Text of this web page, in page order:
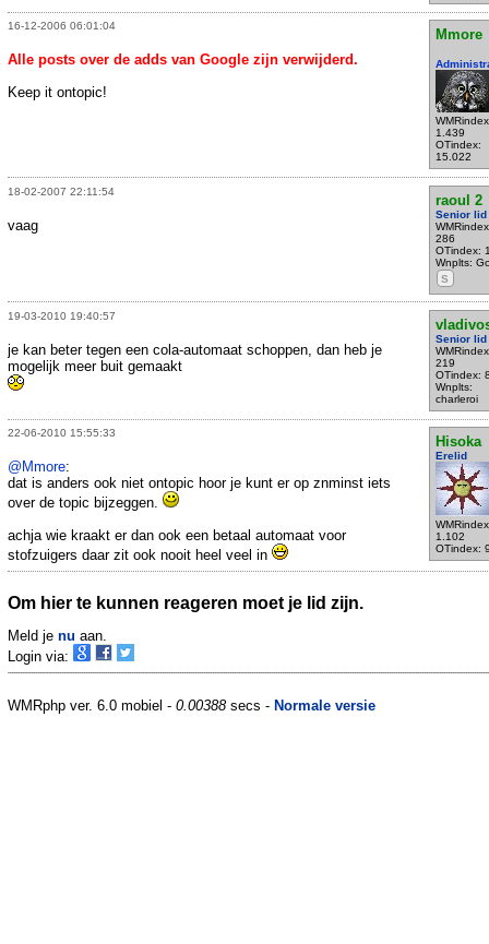
16-12-2006 06:01:04
Mmore
1.439
OTindex:
15.022
Alle posts over de adds van Google zijn verwijderd.
Keep it ontopic!
18-02-2007 22:11:54
raoul 2
Senior lid
286
OTindex:
Wnplts:
S
vaag
19-03-2010 19:40:57
Senior lid
219
OTindex:
Wnplts:
charleroi
je kan beter tegen een cola-automaat schoppen, dan heb je
mogelijk meer buit gemaakt
22-06-2010 15:55:33
Hisoka
Erelid
1.102
OTindex:
@Mmore:
dat is anders ook niet ontopic hoor je kunt er op znminst iets
over de topic bijzeggen.
achja wie kraakt er dan ook een betaal automaat voor
stofzuigers daar zit ook nooit heel veel in
Om hier te kunnen reageren moet je lid zijn.
Meld je nu aan.
Login via:
WMRphp ver. 6.0 mobiel - 0.00388secs - Normale versie